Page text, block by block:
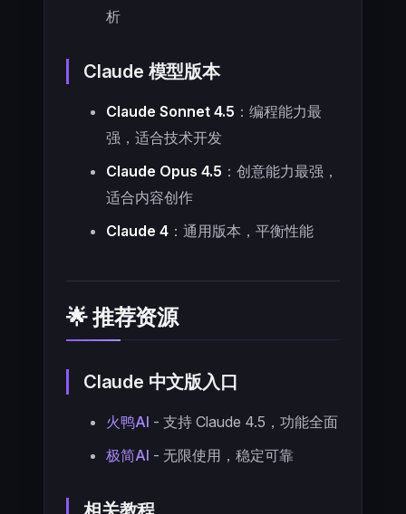
析
Claude 模型版本
Claude Sonnet 4.5 ：编程能力最
强，适合技术开发
Claude Opus 4.5 ：创意能力最强，
适合内容创作
Claude 4 ：通用版本，平衡性能
🌟 推荐资源
Claude 中文版入口
火鸭AI - 支持 Claude 4.5，功能全面
极简AI - 无限使用，稳定可靠